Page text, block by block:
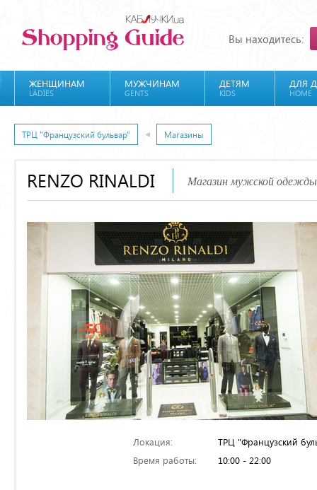
Вы находитесь:
ЖЕНЩИНАМ
LADIES
МУЖЧИНАМ
GENTS
ДЕТЯМ
KIDS
ДЛЯ
HOME
ТРЦ "Французский бульвар" Магазины
RENZO RINALDI Магазин мужской одежды
Локация:
ТРЦ "Французский
Время работы:
10:00 - 22:00